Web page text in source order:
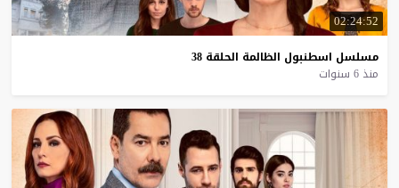
02:24:52
مسلسل اسطنبول الظالمة الحلقة 38
منذ 6 سنوات